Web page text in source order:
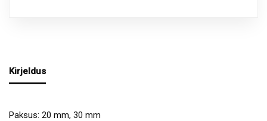
Kirjeldus
Paksus: 20 mm, 30 mm